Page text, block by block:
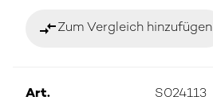
compare_arrowsZum Vergleich hinzufügen
Art.
S024113